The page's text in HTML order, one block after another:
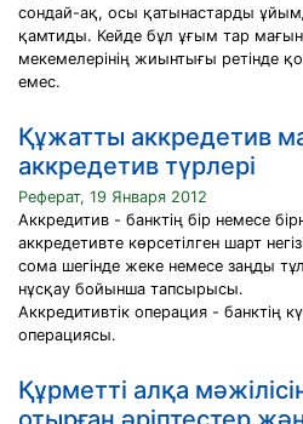
сондай-ақ, осы қатынастарды
қамтиды. Кейде бұл ұғым тар
мекемелерінің жиынтығы ретінде
емес.
Құжатты аккредетив
аккредетив түрлері
Реферат, 19 Января 2012
Аккредитив - банктің бір немесе
аккредетивте көрсетілген шарт
сома шегінде жеке немесе заңды
нұсқау бойынша тапсырысы.
Аккредитивтік операция - банктің
операциясы.
Құрметті алқа